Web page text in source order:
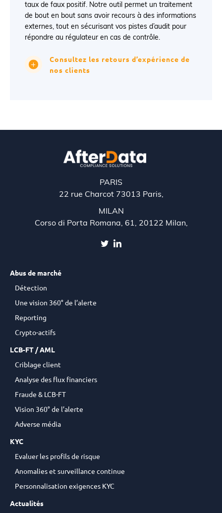
taux de faux positif. Notre outil permet un traitement
de bout en bout sans avoir recours à des informations
externes, tout en sécurisant vos pistes d’audit pour
répondre au régulateur en cas de contrôle.
Consultez les retours d’expérience de
nos clients
PARIS
22 rue Charcot 73013 Paris,
MILAN
Corso di Porta Romana, 61, 20122 Milan,
Abus de marché
Détection
Une vision 360° de l’alerte
Reporting
Crypto-actifs
LCB-FT / AML
Criblage client
Analyse des flux financiers
Fraude & LCB-FT
Vision 360° de l’alerte
Adverse média
KYC
Evaluer les profils de risque
Anomalies et surveillance continue
Personnalisation exigences KYC
Actualités